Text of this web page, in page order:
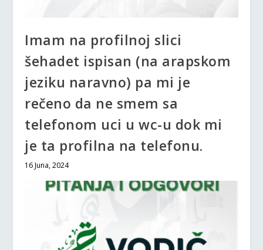
Imam na profilnoj slici
šehadet ispisan (na arapskom
jeziku naravno) pa mi je
rečeno da ne smem sa
telefonom uci u wc-u dok mi
je ta profilna na telefonu.
16 Juna, 2024